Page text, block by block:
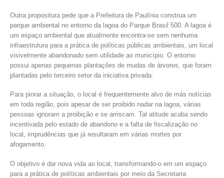
Outra propositura pede que a Prefeitura de Paulínia construa um
parque ambiental no entorno da lagoa do Parque Brasil 500. A lagoa é
um espaço ambiental que atualmente encontra-se sem nenhuma
infraestrutura para a prática de políticas públicas ambientais, um local
visivelmente abandonado sem utilidade ao município. O entorno
possui apenas pequenas plantações de mudas de árvores, que foram
plantadas pelo terceiro setor da iniciativa privada.
Para piorar a situação, o local é frequentemente alvo de más notícias
em toda região, pois apesar de ser proibido nadar na lagoa, várias
pessoas ignoram a proibição e se arriscam. Tal atitude acaba sendo
incentivada pelo estado de abandono e a falta de fiscalização no
local, imprudências que já resultaram em várias mortes por
afogamento.
O objetivo é dar nova vida ao local, transformando-o em um espaço
para a prática de políticas ambientais por meio da Secretaria